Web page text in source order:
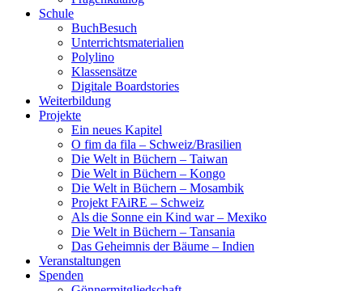
Schule
BuchBesuch
Unterrichtsmaterialien
Polylino
Klassensätze
Digitale Boardstories
Weiterbildung
Projekte
Ein neues Kapitel
O fim da fila – Schweiz/Brasilien
Die Welt in Büchern – Taiwan
Die Welt in Büchern – Kongo
Die Welt in Büchern – Mosambik
Projekt FAiRE – Schweiz
Als die Sonne ein Kind war – Mexiko
Die Welt in Büchern – Tansania
Das Geheimnis der Bäume – Indien
Veranstaltungen
Spenden